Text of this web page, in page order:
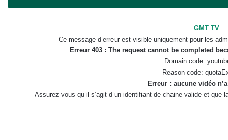
GMT TV
Ce message d’erreur est visible uniquement pour les
Erreur 403 : The request cannot be completed
Domain code:
Reason code:
Erreur : aucune vidéo
Assurez-vous qu’il s’agit d’un identifiant de chaine valide et